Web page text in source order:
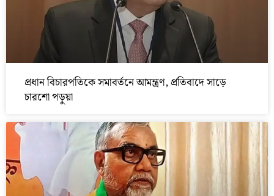
প্রধান বিচারপতিকে সমাবর্তনে আমন্ত্রণ, প্রতিবাদে সাড়ে
চারশো পড়ুয়া